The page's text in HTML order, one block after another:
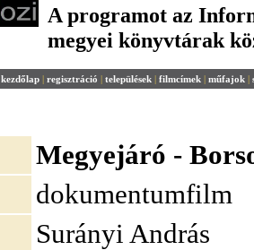
A programot az
megyei könyvtárak
kezdőlap | regisztráció | települések | filmcímek | műfajok |
Megyejáró -
dokumentumfilm
Surányi András